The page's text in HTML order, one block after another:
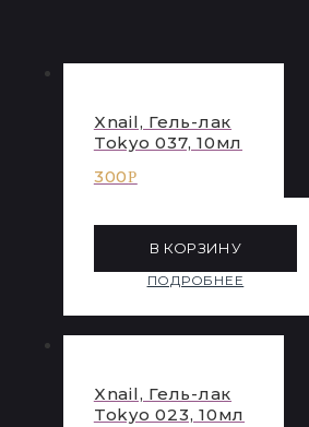
Xnail, Гель-лак
Tokyo 037, 10мл
300Р
В КОРЗИНУ
ПОДРОБНЕЕ
Xnail, Гель-лак
Tokyo 023, 10мл